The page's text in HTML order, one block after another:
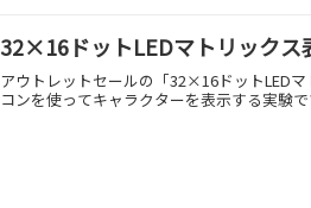
32×16ドットLEDマトリックス
アウトレットセールの「32×16ドットLED
コンを使ってキャラクターを表示する実験で